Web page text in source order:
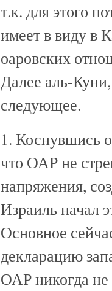
т.к. для этого
имеет в виду в
оаровских
Далее аль-
следующее.
1. Коснувшись
что ОАР не
напряжения,
Израиль начал
Основное
декларацию
ОАР никогда не